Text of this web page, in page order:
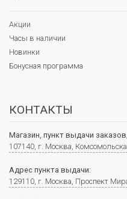
Акции
Часы в наличии
Новинки
Бонусная программа
КОНТАКТЫ
Магазин, пункт выдачи
107140, г. Москва,
Адрес пункта выдачи:
129110, г. Москва, Проспект